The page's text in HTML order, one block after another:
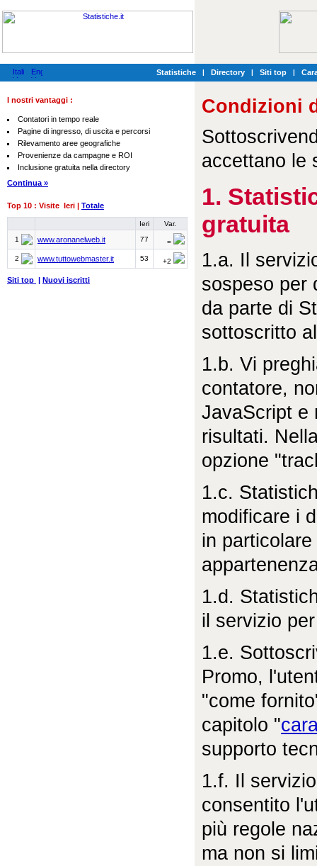
Statistiche | Directory | Siti top |
I nostri vantaggi :
Contatori in tempo reale
Pagine di ingresso, di uscita e percorsi
Rilevamento aree geografiche
Provenienze da campagne e ROI
Inclusione gratuita nella directory
Continua »
Top 10 : Visite Ieri | Totale
Ieri
Var.
1
www.aronanelweb.it 77 =
2 www.tuttowebmaster.it 53 +2
Siti top | Nuovi iscritti
Condizioni
accettano le
1.
gratuita
1.a. Il
sospeso per
da parte di
sottoscritto
1.b. Vi
contatore,
JavaScript e
risultati.
opzione
1.c.
modificare i
in
1.d.
il servizio
1.e.
Promo,
"come
capitolo "
supporto
1.f. Il
consentito
più regole
ma non si